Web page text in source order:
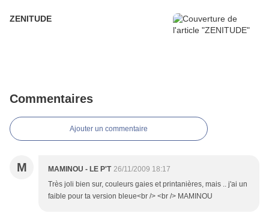
ZENITUDE
Commentaires
Ajouter un commentaire
M MAMINOU - LE P'T 26/11/2009 18:17
Très joli bien sur, couleurs gaies et printanières, mais .. j'ai un
faible pour ta version bleue<br /> <br /> MAMINOU